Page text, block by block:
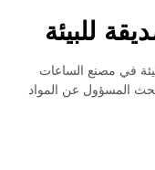
للبيئة
في مصنع الساعات
المسؤول عن المواد